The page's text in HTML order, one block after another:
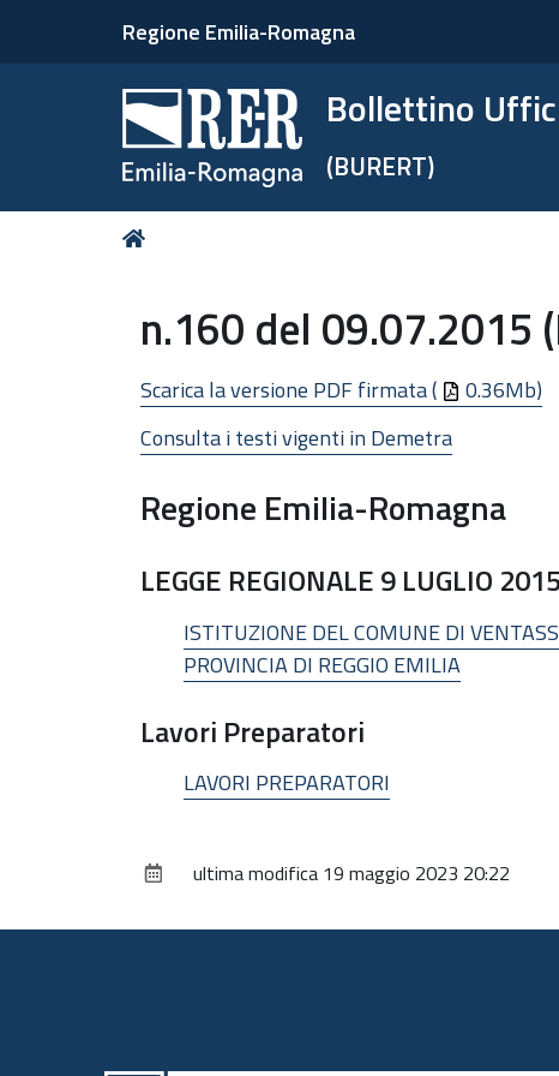
Regione Emilia-Romagna
Bollettino
(BURERT)
Tu
n.160 del 09.07.2015
Scarica la versione PDF firmata (
0.36Mb)
Consulta i testi vigenti in Demetra
Regione Emilia-Romagna
LEGGE REGIONALE 9 LUGLIO
ISTITUZIONE DEL COMUNE DI
PROVINCIA DI REGGIO EMILIA
Lavori Preparatori
LAVORI PREPARATORI
ultima modifica 19 maggio 2023 20:22